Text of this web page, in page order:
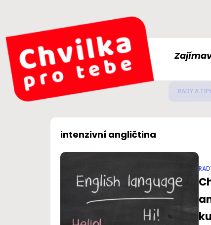
ZDRAVÍ
intenzivní angličtina